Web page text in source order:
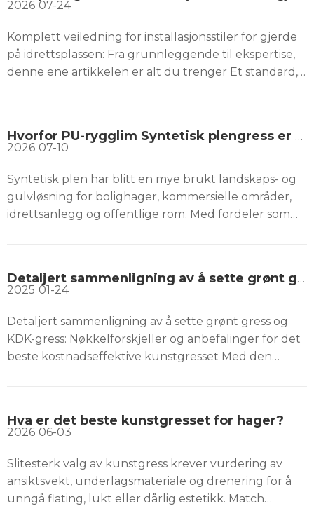
Komplett veiledning for installasjonsstiler for gjerde
på idrettsplassen: Fra grunnleggende til ekspertise,
denne ene artikkelen er alt du trenger Et standard,
du er installert
2026 07-24
Hvorfor PU-rygglim Syntetisk plengress er bedre enn lateksunderlag?
Syntetisk plen har blitt en mye brukt landskaps- og
gulvløsning for bolighager, kommersielle områder,
idrettsanlegg og offentlige rom. Med fordeler som
2026 07-10
Detaljert sammenligning av å sette grønt gress og KDK-gress: Viktige forskjeller og anbefalinger for det beste kostnadseffektive kunstgresset
Detaljert sammenligning av å sette grønt gress og
KDK-gress: Nøkkelforskjeller og anbefalinger for det
beste kostnadseffektive kunstgresset Med den
gress
2025 01-24
Hva er det beste kunstgresset for hager?
Slitesterk valg av kunstgress krever vurdering av
ansiktsvekt, underlagsmateriale og drenering for å
unngå flating, lukt eller dårlig estetikk. Match
2026 06-03